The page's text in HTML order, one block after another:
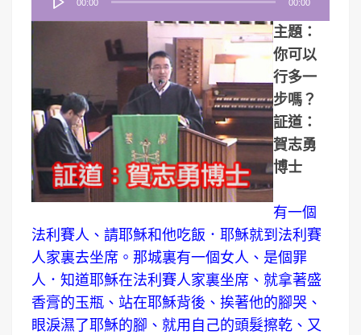
放
器
00:00 00:00
主題：
你可以
行多一
步嗎？
証道：
賀志勇
博士
有一個
法利賽人、請耶穌和他吃飯．耶穌就到法利賽
人家裏去坐席。那城裏有一個女人、是個罪
人．知道耶穌在法利賽人家裏坐席、就拿著盛
香膏的玉瓶、站在耶穌背後、挨著他的腳哭、
眼淚濕了耶穌的腳、就用自己的頭髮擦乾、又